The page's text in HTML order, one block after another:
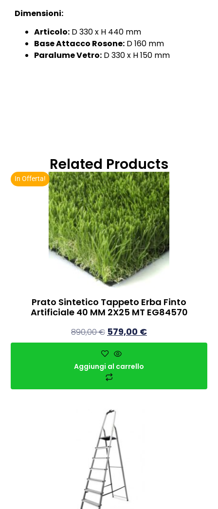
Dimensioni:
Articolo: D 330 x H 440 mm
Base Attacco Rosone: D 160 mm
Paralume Vetro: D 330 x H 150 mm
Related Products
In Offerta!
Prato Sintetico Tappeto Erba Finto
Artificiale 40 MM 2X25 MT EG84570
890,00€ 579,00 €
Aggiungi al carrello